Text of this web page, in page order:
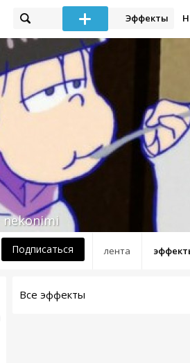
Эффекты
лента
nekonimi
Подписаться
Все эффекты